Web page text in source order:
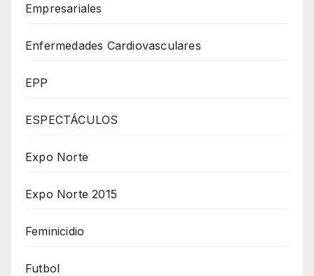
Empresariales
Enfermedades Cardiovasculares
EPP
ESPECTÁCULOS
Expo Norte
Expo Norte 2015
Feminicidio
Futbol